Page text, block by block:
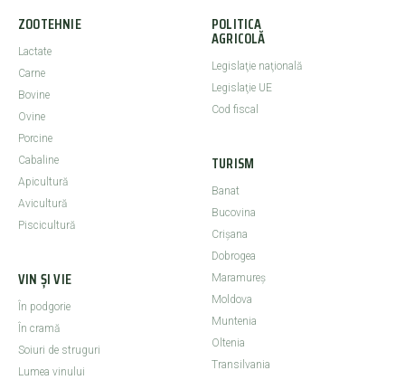
ZOOTEHNIE
Lactate
Carne
Bovine
Ovine
Porcine
Cabaline
Apicultură
Avicultură
Piscicultură
VIN ȘI VIE
În podgorie
În cramă
Soiuri de struguri
Lumea vinului
POLITICA
AGRICOLĂ
Legislaţie naţională
Legislaţie UE
Cod fiscal
TURISM
Banat
Bucovina
Crişana
Dobrogea
Maramureş
Moldova
Muntenia
Oltenia
Transilvania